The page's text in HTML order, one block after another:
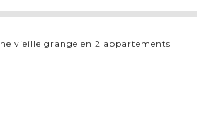
vieille grange en 2 appartements